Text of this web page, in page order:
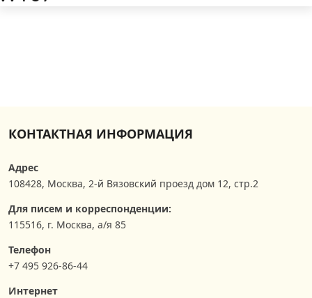
КОНТАКТНАЯ ИНФОРМАЦИЯ
Адрес
108428, Москва, 2-й Вязовский проезд дом 12, стр.2
Для писем и корреспонденции:
115516, г. Москва, а/я 85
Телефон
+7 495 926-86-44
Интернет